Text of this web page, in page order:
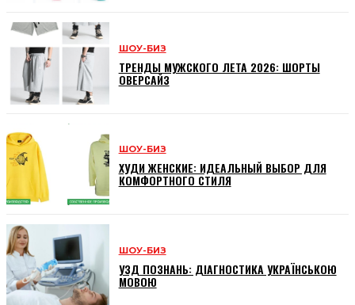
ШОУ-БИЗ
ТРЕНДЫ МУЖСКОГО ЛЕТА 2026: ШОРТЫ
ОВЕРСАЙЗ
ШОУ-БИЗ
ХУДИ ЖЕНСКИЕ: ИДЕАЛЬНЫЙ ВЫБОР ДЛЯ
КОМФОРТНОГО СТИЛЯ
ШОУ-БИЗ
УЗД ПОЗНАНЬ: ДІАГНОСТИКА УКРАЇНСЬКОЮ
МОВОЮ